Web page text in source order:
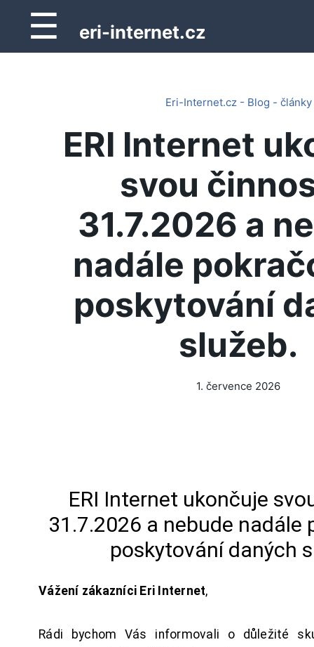
☰ eri-internet.cz
Eri-Internet.cz - Blog - články
ERI Internet
svou
31.7.2026 a
nadále
poskytování
služeb.
1. července 2026
ERI Internet ukončuje
31.7.2026 a nebude nadále
poskytování daných
Vážení zákazníci Eri Internet,
Rádi bychom Vás informovali o důležité